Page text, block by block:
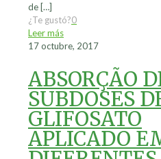
de […]
¿Te gustó?0
Leer más
17 octubre, 2017
ABSORÇÃO
SUBDOSES
GLIFOSATO
APLICADO